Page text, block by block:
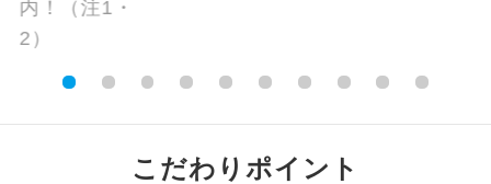
こだわりポイント
2名様催行